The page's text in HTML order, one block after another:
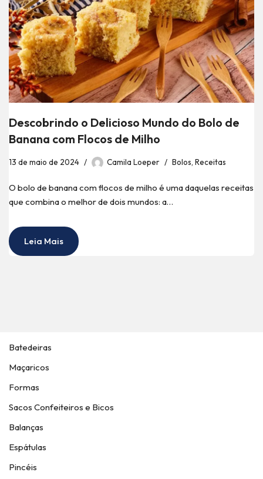
Descobrindo o Delicioso Mundo do Bolo de
Banana com Flocos de Milho
13 de maio de 2024 Camila Loeper Bolos, Receitas
O bolo de banana com flocos de milho é uma daquelas receitas
que combina o melhor de dois mundos: a…
Leia Mais
Batedeiras
Maçaricos
Formas
Sacos Confeiteiros e Bicos
Balanças
Espátulas
Pincéis